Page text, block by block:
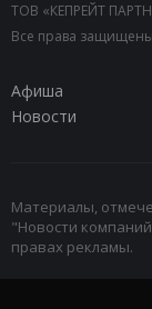
ТОВ «КЕПРЕЙТ
Все права
Афиша
Новости
Материалы,
"Новости
правах рекламы.